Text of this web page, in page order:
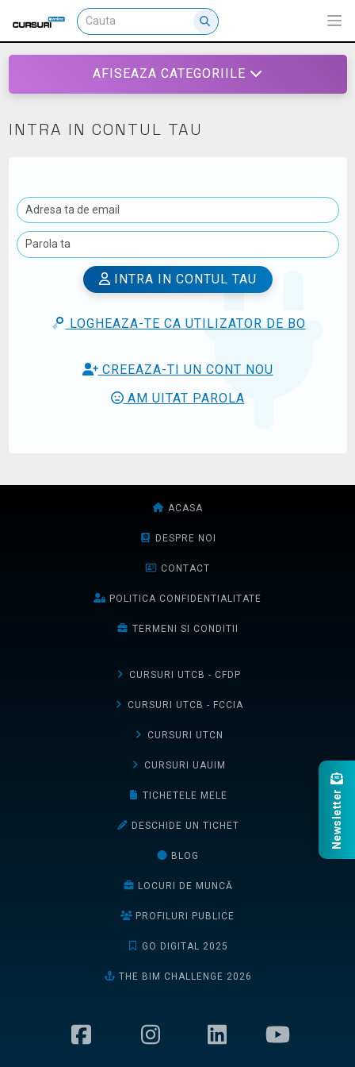
AFISEAZA CATEGORIILE
INTRA IN CONTUL TAU
INTRA IN CONTUL TAU
LOGHEAZA-TE CA UTILIZATOR DE BO
CREEAZA-TI UN CONT NOU
AM UITAT PAROLA
ACASA
DESPRE NOI
CONTACT
POLITICA CONFIDENTIALITATE
TERMENI SI CONDITII
CURSURI UTCB - CFDP
CURSURI UTCB - FCCIA
CURSURI UTCN
CURSURI UAUIM
TICHETELE MELE
DESCHIDE UN TICHET
BLOG
LOCURI DE MUNCĂ
PROFILURI PUBLICE
GO DIGITAL 2025
THE BIM CHALLENGE 2026
Newsletter